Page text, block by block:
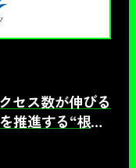
セス数が伸びる
推進する“根